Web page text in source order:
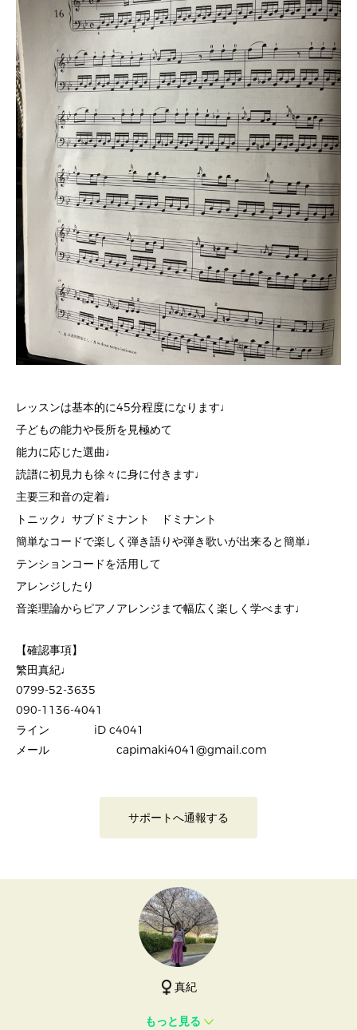
レッスンは基本的に45分程度になります♩
子どもの能力や長所を見極めて
能力に応じた選曲♩
読譜に初見力も徐々に身に付きます♩
主要三和音の定着♩
トニック♩サブドミナント ドミナント
簡単なコードで楽しく弾き語りや弾き歌いが出来ると簡単♩
テンションコードを活用して
アレンジしたり
音楽理論からピアノアレンジまで幅広く楽しく学べます♩
【確認事項】
繁田真紀♩
0799-52-3635
090-1136-4041
ライン iD c4041
メール capimaki4041@gmail.com
サポートへ通報する
真紀
もっと見る